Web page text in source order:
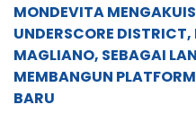
MONDEVITA
UNDERSCORE
MAGLIANO, SEBAGAI
MEMBANGUN
BARU